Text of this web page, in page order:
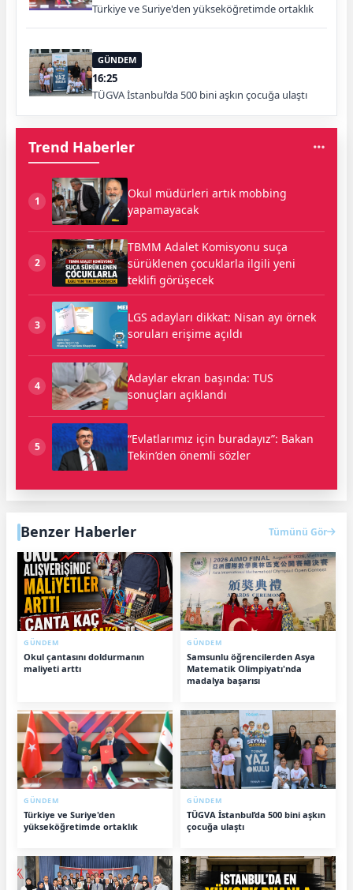
Türkiye ve Suriye'den yükseköğretimde ortaklık
GÜNDEM
16:25
TÜGVA İstanbul’da 500 bini aşkın çocuğa ulaştı
Trend Haberler
1
Okul müdürleri artık mobbing
yapamayacak
2
TBMM Adalet Komisyonu suça
sürüklenen çocuklarla ilgili yeni
teklifi görüşecek
3
LGS adayları dikkat: Nisan ayı örnek
soruları erişime açıldı
4
Adaylar ekran başında: TUS
sonuçları açıklandı
5
“Evlatlarımız için buradayız”: Bakan
Tekin’den önemli sözler
Benzer Haberler Tümünü Gör
GÜNDEM
Okul çantasını doldurmanın
maliyeti arttı
GÜNDEM
Samsunlu öğrencilerden Asya
Matematik Olimpiyatı'nda
madalya başarısı
GÜNDEM
Türkiye ve Suriye'den
yükseköğretimde ortaklık
GÜNDEM
TÜGVA İstanbul’da 500 bini aşkın
çocuğa ulaştı